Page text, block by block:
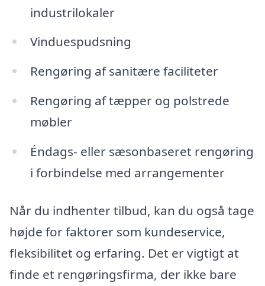
industrilokaler
Vinduespudsning
Rengøring af sanitære faciliteter
Rengøring af tæpper og polstrede
møbler
Éndags- eller sæsonbaseret rengøring
i forbindelse med arrangementer
Når du indhenter tilbud, kan du også tage
højde for faktorer som kundeservice,
fleksibilitet og erfaring. Det er vigtigt at
finde et rengøringsfirma, der ikke bare